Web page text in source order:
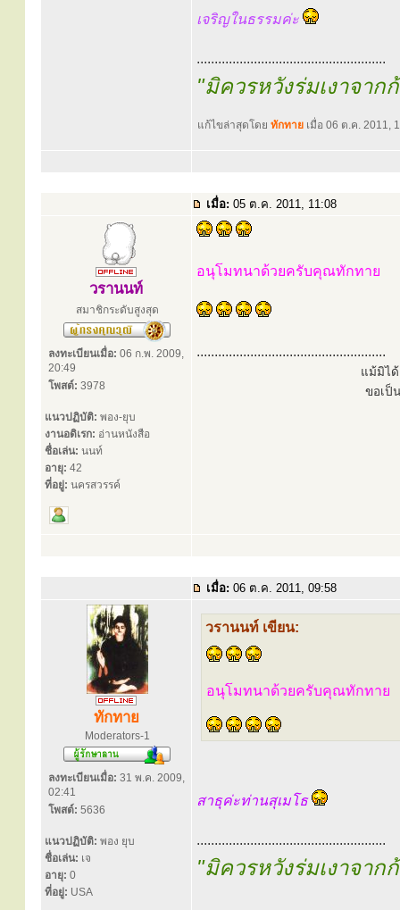
เจริญในธรรมค่ะ
.....................................................
"มิควรหวังร่มเงาจาก
แก้ไขล่าสุดโดย ทักทาย เมื่อ 06 ต.ค. 2011,
เมื่อ: 05 ต.ค. 2011, 11:08
วรานนท์
สมาชิกระดับสูงสุด
ลงทะเบียนเมื่อ: 06 ก.พ. 2009,
20:49
โพสต์: 3978
แนวปฏิบัติ: พอง-ยุบ
งานอดิเรก: อ่านหนังสือ
ชื่อเล่น: นนท์
อายุ: 42
ที่อยู่: นครสวรรค์
อนุโมทนาด้วยครับคุณทักทาย
.....................................................
แม้มิได้
ขอเป็
เมื่อ: 06 ต.ค. 2011, 09:58
ทักทาย
Moderators-1
ลงทะเบียนเมื่อ: 31 พ.ค. 2009,
02:41
โพสต์: 5636
แนวปฏิบัติ: พอง ยุบ
ชื่อเล่น: เจ
อายุ: 0
ที่อยู่: USA
วรานนท์ เขียน:
อนุโมทนาด้วยครับคุณทักทาย
สาธุค่ะท่านสุเมโธ
.....................................................
"มิควรหวังร่มเงาจาก